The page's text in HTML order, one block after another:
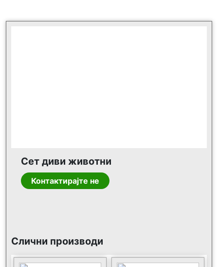
Сет диви животни
Контактирајте не
Слични производи